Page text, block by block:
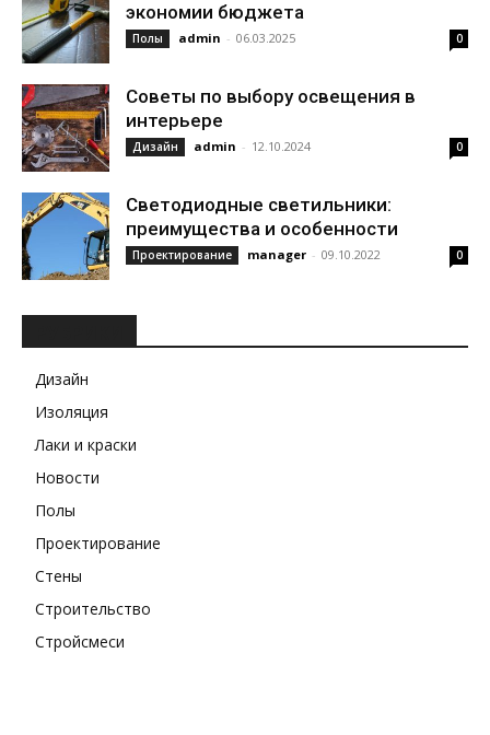
экономии бюджета
Полы admin - 06.03.2025 0
Советы по выбору освещения в
интерьере
Дизайн admin - 12.10.2024 0
Светодиодные светильники:
преимущества и особенности
Проектирование manager - 09.10.2022 0
Дизайн
Изоляция
Лаки и краски
Новости
Полы
Проектирование
Стены
Строительство
Стройсмеси